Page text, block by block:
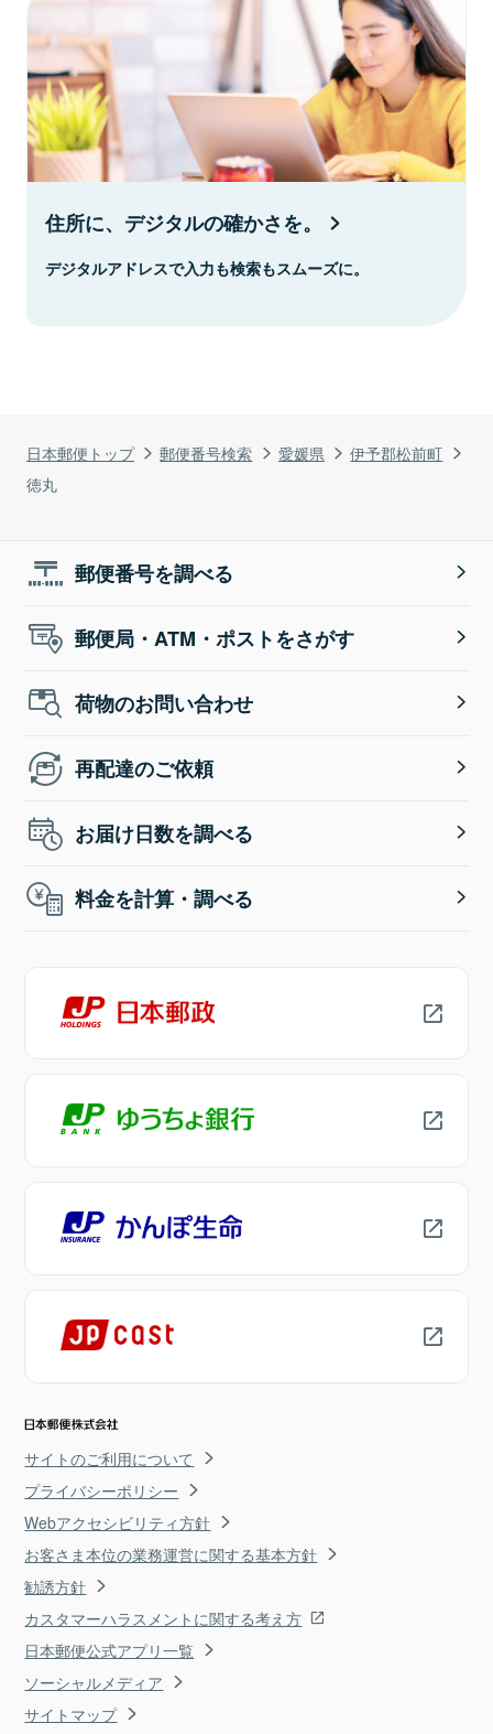
日本郵便トップ 郵便番号検索 愛媛県
伊予郡松前町
徳丸
住所に、デジタルの確かさを。
デジタルアドレスで入力も検索もスムーズに。
郵便番号を調べる
郵便局・ATM・ポストをさがす
荷物のお問い合わせ
再配達のご依頼
お届け日数を調べる
料金を計算・調べる
サイトのご利用について
プライバシーポリシー
Webアクセシビリティ方針
お客さま本位の業務運営に関する基本方針
勧誘方針
カスタマーハラスメントに関する考え方
日本郵便公式アプリ一覧
ソーシャルメディア
サイトマップ